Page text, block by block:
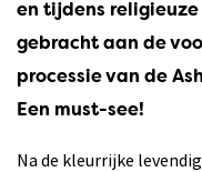
en tijdens religieuze
gebracht aan de
processie van de
Een must-see!
Na de kleurrijke